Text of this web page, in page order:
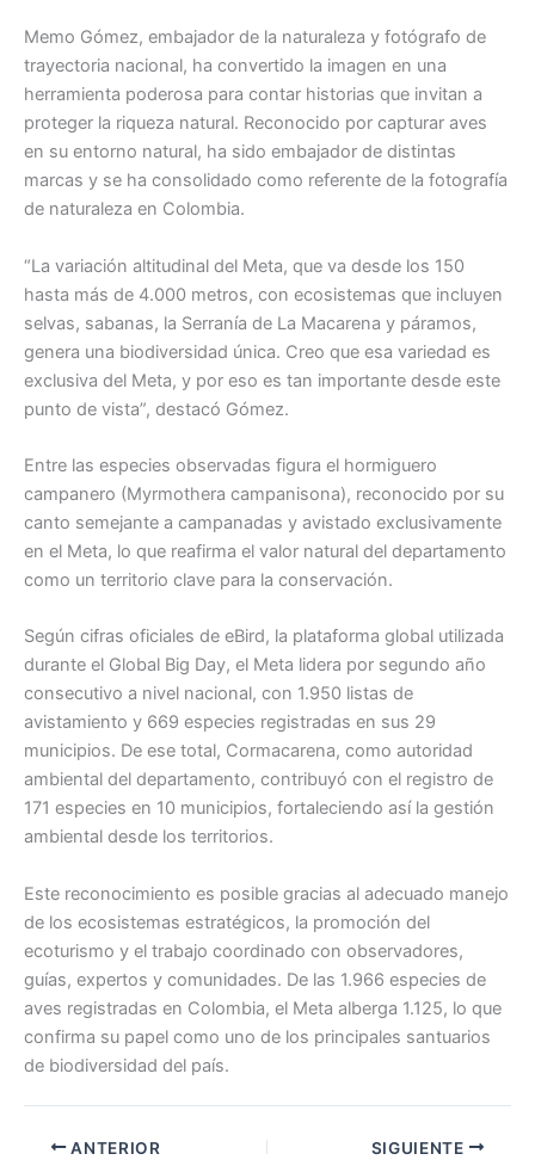
Memo Gómez, embajador de la naturaleza y fotógrafo de
trayectoria nacional, ha convertido la imagen en una
herramienta poderosa para contar historias que invitan a
proteger la riqueza natural. Reconocido por capturar aves
en su entorno natural, ha sido embajador de distintas
marcas y se ha consolidado como referente de la fotografía
de naturaleza en Colombia.
“La variación altitudinal del Meta, que va desde los 150
hasta más de 4.000 metros, con ecosistemas que incluyen
selvas, sabanas, la Serranía de La Macarena y páramos,
genera una biodiversidad única. Creo que esa variedad es
exclusiva del Meta, y por eso es tan importante desde este
punto de vista”, destacó Gómez.
Entre las especies observadas figura el hormiguero
campanero (Myrmothera campanisona), reconocido por su
canto semejante a campanadas y avistado exclusivamente
en el Meta, lo que reafirma el valor natural del departamento
como un territorio clave para la conservación.
Según cifras oficiales de eBird, la plataforma global utilizada
durante el Global Big Day, el Meta lidera por segundo año
consecutivo a nivel nacional, con 1.950 listas de
avistamiento y 669 especies registradas en sus 29
municipios. De ese total, Cormacarena, como autoridad
ambiental del departamento, contribuyó con el registro de
171 especies en 10 municipios, fortaleciendo así la gestión
ambiental desde los territorios.
Este reconocimiento es posible gracias al adecuado manejo
de los ecosistemas estratégicos, la promoción del
ecoturismo y el trabajo coordinado con observadores,
guías, expertos y comunidades. De las 1.966 especies de
aves registradas en Colombia, el Meta alberga 1.125, lo que
confirma su papel como uno de los principales santuarios
de biodiversidad del país.
ANTERIOR SIGUIENTE